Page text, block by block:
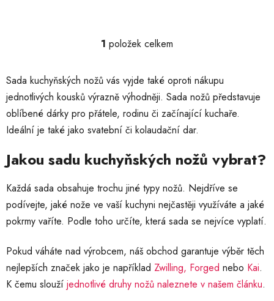
O
l
á
d
a
c
p
r
v
k
y
v
p
i
s
u
1 položek celkem
Sada kuchyňských nožů vás vyjde také oproti nákupu
jednotlivých kousků výrazně výhodněji. Sada nožů představuje
oblíbené dárky pro přátele, rodinu či začínající kuchaře.
Ideální je také jako svatební či kolaudační dar.
Jakou sadu kuchyňských nožů vybrat?
Každá sada obsahuje trochu jiné typy nožů. Nejdříve se
podívejte, jaké nože ve vaší kuchyni nejčastěji využíváte a jaké
pokrmy vaříte. Podle toho určíte, která sada se nejvíce vyplatí.
Pokud váháte nad výrobcem, náš obchod garantuje výběr těch
nejlepších značek jako je například Zwilling, Forged nebo Kai.
K čemu slouží jednotlivé druhy nožů naleznete v našem článku.